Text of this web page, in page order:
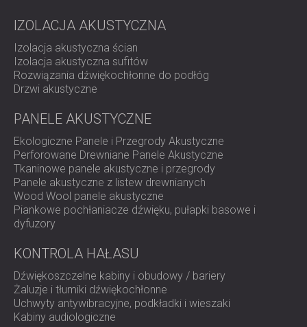
IZOLACJA AKUSTYCZNA
Izolacja akustyczna ścian
Izolacja akustyczna sufitów
Rozwiązania dźwiękochłonne do podłóg
Drzwi akustyczne
PANELE AKUSTYCZNE
Ekologiczne Panele i Przegrody Akustyczne
Perforowane Drewniane Panele Akustyczne
Tkaninowe panele akustyczne i przegrody
Panele akustyczne z listew drewnianych
Wood Wool panele akustyczne
Piankowe pochłaniacze dźwięku, pułapki basowe i
dyfuzory
KONTROLA HAŁASU
Dźwiękoszczelne kabiny i obudowy / bariery
Żaluzje i tłumiki dźwiękochłonne
Uchwyty antywibracyjne, podkładki i wieszaki
Kabiny audiologiczne